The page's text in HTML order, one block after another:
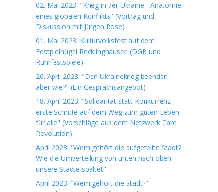
02. Mai 2023: "Krieg in der Ukraine - Anatomie
eines globalen Konflikts" (Vortrag und
Diskussion mit Jürgen Rose)
01. Mai 2023: Kulturvolksfest auf dem
Festpielhügel Recklinghausen (DGB und
Ruhrfestspiele)
26. April 2023: "Den Ukrainekrieg beenden –
aber wie?" (Ein Gesprächsangebot)
18. April 2023: "Solidarität statt Konkurrenz -
erste Schritte auf dem Weg zum guten Leben
für alle" (Vorschläge aus dem Netzwerk Care
Revolution)
April 2023: "Wem gehört die aufgeteilte Stadt?
Wie die Umverteilung von unten nach oben
unsere Städte spaltet"
April 2023: "Wem gehört die Stadt?"